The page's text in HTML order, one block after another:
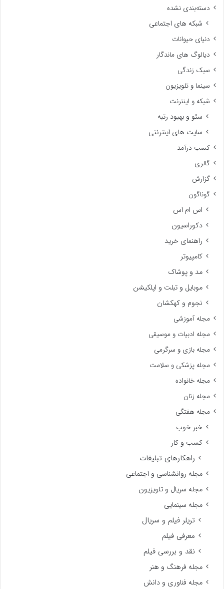
دسته‌بندی نشده
شبکه های اجتماعی
دنیای حیوانات
دیالوگ های ماندگار
سبک زندگی
سینما و تلویزیون
شبکه و اینترنت
سئو و بهبود رتبه
سایت های اینترنتی
کسب درآمد
گالری
گزارش
گوناگون
اس ام اس
دکوراسیون
راهنمای خرید
کامپیوتر
مد و پوشاک
موبایل و تبلت و اپلکیشن
نجوم و کهکشان
مجله آموزشی
مجله ادبیات و موسیقی
مجله بازی و سرگرمی
مجله پزشکی و سلامت
مجله خانواده
مجله زنان
مجله هفتگی
خبر خوب
کسب و کار
راهکارهای تبلیغات
مجله روانشناسی و اجتماعی
مجله سریال و تلویزیون
مجله سینمایی
تریلر فیلم و سریال
معرفی فیلم
نقد و بررسی فیلم
مجله فرهنگ و هنر
مجله فناوری و دانش